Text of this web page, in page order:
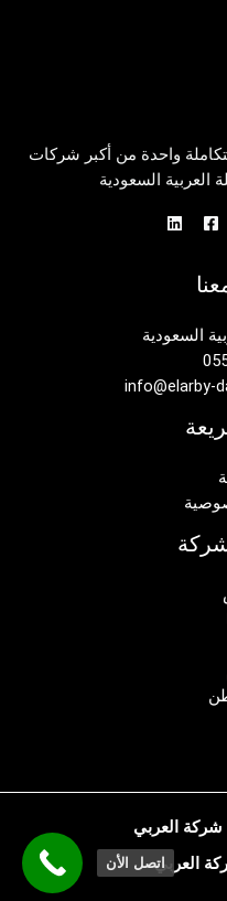
واحدة من أكبر شركات
العربية السعودية
السعودية
info@elarby-
اتصل الأن